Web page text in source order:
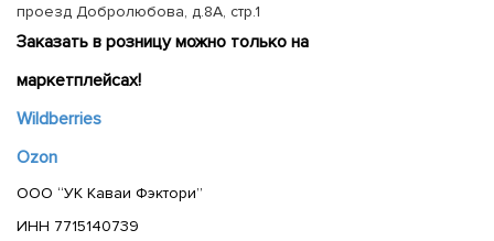
проезд Добролюбова, д.8А, стр.1
Заказать в розницу можно только на
маркетплейсах!
Wildberries
Ozon
ООО “УК Каваи Фэктори”
ИНН 7715140739